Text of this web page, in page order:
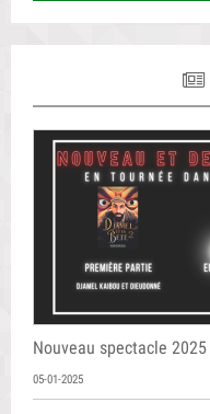
Nouveau spectacle 2025
05-01-2025